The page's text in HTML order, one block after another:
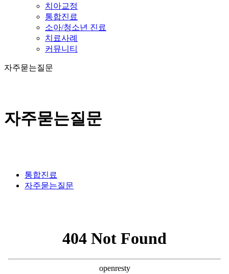
치아교정
통합진료
소아/청소년 진료
치료사례
커뮤니티
자주묻는질문
자주묻는질문
통합진료
자주묻는질문